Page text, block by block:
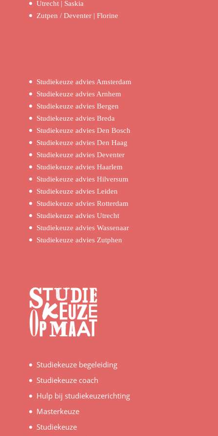
Utrecht | Saskia
Zutpen / Deventer | Florine
Studiekeuze advies Amsterdam
Studiekeuze advies Arnhem
Studiekeuze advies Bergen
Studiekeuze advies Breda
Studiekeuze advies Den Bosch
Studiekeuze advies Den Haag
Studiekeuze advies Deventer
Studiekeuze advies Haarlem
Studiekeuze advies Hilversum
Studiekeuze advies Leiden
Studiekeuze advies Rotterdam
Studiekeuze advies Utrecht
Studiekeuze advies Wassenaar
Studiekeuze advies Zutphen
Studiekeuze begeleiding
Studiekeuze coach
Hulp bij studiekeuzerichting
Masterkeuze
Studiekeuze